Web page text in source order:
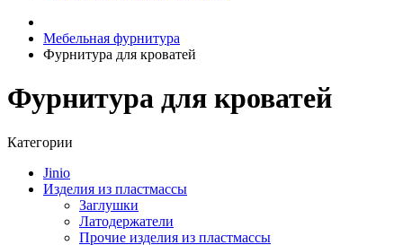
Мебельная фурнитура
Фурнитура для кроватей
Фурнитура для кроватей
Категории
Jinio
Изделия из пластмассы
Заглушки
Латодержатели
Прочие изделия из пластмассы